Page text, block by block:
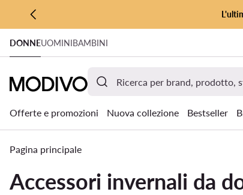
VAI AL CONTENUTO PRINCIPALE
VAI ALLA RICERCA
DONNEUOMINIBAMBINI
Offerte e promozioni Nuova collezione Bestseller
Pagina principale
Accessori invernali da